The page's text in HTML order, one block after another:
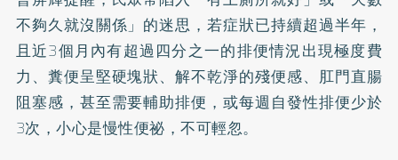
不夠久就沒關係」的迷思，若症狀已持續超過半年，
且近3個月內有超過四分之一的排便情況出現極度費
力、糞便呈堅硬塊狀、解不乾淨的殘便感、肛門直腸
阻塞感，甚至需要輔助排便，或每週自發性排便少於
3次，小心是慢性便祕，不可輕忽。